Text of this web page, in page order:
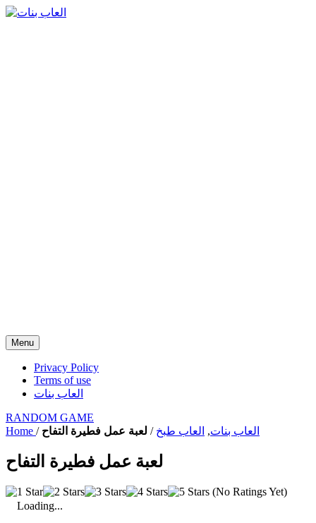
Menu
Privacy Policy
Terms of use
العاب بنات
RANDOM GAME
Home / العاب بنات, العاب طبخ / لعبة عمل فطيرة التفاح
لعبة عمل فطيرة التفاح
(No Ratings Yet)
Loading...